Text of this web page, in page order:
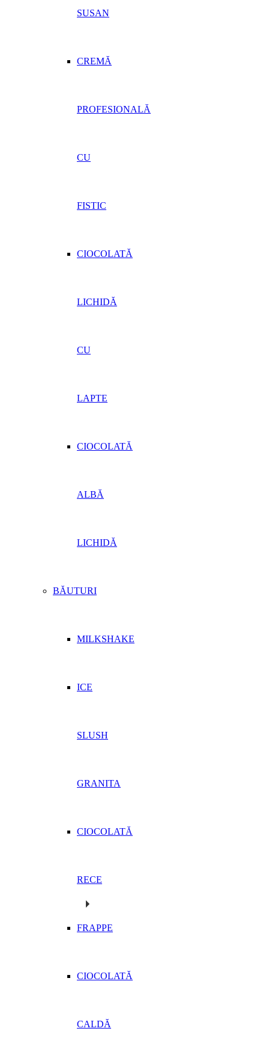
SUSAN
CREMĂ
PROFESIONALĂ
CU
FISTIC
CIOCOLATĂ
LICHIDĂ
CU
LAPTE
CIOCOLATĂ
ALBĂ
LICHIDĂ
BĂUTURI
MILKSHAKE
ICE
SLUSH
GRANITA
CIOCOLATĂ
RECE
FRAPPE
CIOCOLATĂ
CALDĂ